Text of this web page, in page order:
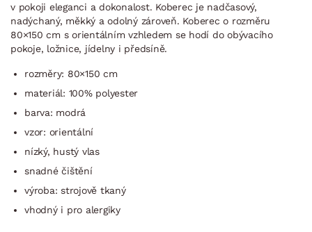
v pokoji eleganci a dokonalost. Koberec je nadčasový,
nadýchaný, měkký a odolný zároveň. Koberec o rozměru
80×150 cm s orientálním vzhledem se hodí do obývacího
pokoje, ložnice, jídelny i předsíně.
rozměry: 80×150 cm
materiál: 100% polyester
barva: modrá
vzor: orientální
nízký, hustý vlas
snadné čištění
výroba: strojově tkaný
vhodný i pro alergiky